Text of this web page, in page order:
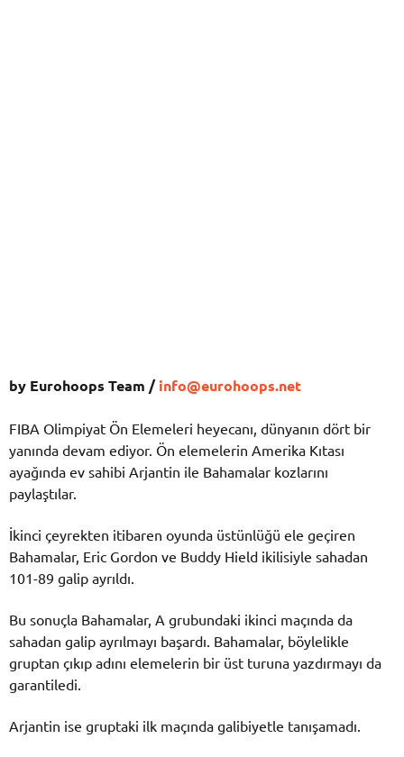
by Eurohoops Team /info@eurohoops.net
FIBA Olimpiyat Ön Elemeleri heyecanı, dünyanın dört bir
yanında devam ediyor. Ön elemelerin Amerika Kıtası
ayağında ev sahibi Arjantin ile Bahamalar kozlarını
paylaştılar.
İkinci çeyrekten itibaren oyunda üstünlüğü ele geçiren
Bahamalar, Eric Gordon ve Buddy Hield ikilisiyle sahadan
101-89 galip ayrıldı.
Bu sonuçla Bahamalar, A grubundaki ikinci maçında da
sahadan galip ayrılmayı başardı. Bahamalar, böylelikle
gruptan çıkıp adını elemelerin bir üst turuna yazdırmayı da
garantiledi.
Arjantin ise gruptaki ilk maçında galibiyetle tanışamadı.